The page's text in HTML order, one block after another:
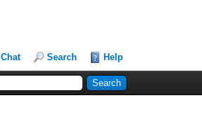
Chat Search Help